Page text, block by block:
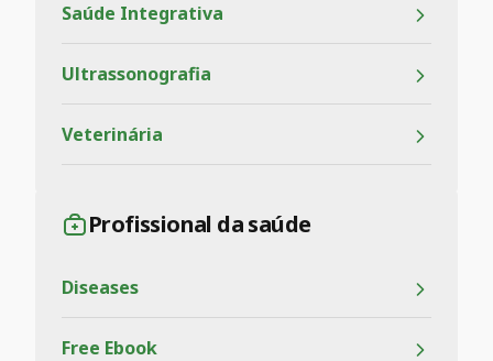
Saúde Integrativa
Ultrassonografia
Veterinária
Profissional da saúde
Diseases
Free Ebook